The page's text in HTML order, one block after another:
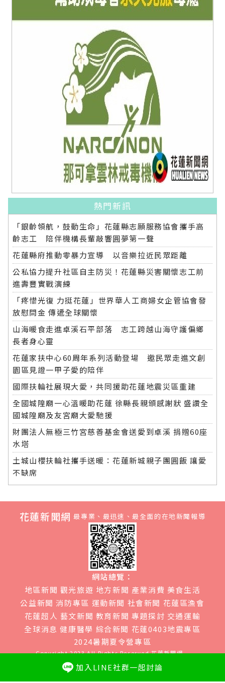
熱門新訊
「銀齡領航，鼓動生命」花蓮縣志願服務協會攜手高
齡志工 陪伴機構長輩敲響圓夢第一聲
花蓮縣府推動零暴力宣導 以音樂拉近民眾距離
公私協力提升社區自主防災！花蓮縣災害關懷志工前
進壽豐實戰演練
「疼惜光復 力挺花蓮」世界華人工商婦女企管協會發
放慰問金 傳遞全球關懷
山海暖食走進卓溪石平部落 志工跨越山海守護偏鄉
長者身心靈
花蓮家扶中心60周年系列活動登場 邀民眾走進文創
園區見證一甲子愛的陪伴
國際扶輪社展現大愛，共同援助花蓮地震災區重建
全國城隍廟一心溫暖助花蓮 徐縣長親頒感謝狀 盛讚全
國城隍廟及友宮廟大愛馳援
財團法人無極三竹宮慈善基金會送愛到卓溪 捐贈60座
水塔
土城山櫻扶輪社攜手送暖：花蓮新城親子團圓飯 讓愛
不缺席
花蓮新聞網 最專業、最迅速、最全面的在地新聞報導
網站總覽：
地區新聞 觀光旅遊 地方新聞 產業消費 美食生活
公益新聞 消防專區 運動新聞 社會新聞 花蓮區漁會
花蓮超人 藝文新聞 教育新聞 專題探討 交通運輸
全球消息 健康醫學 綜合新聞 花蓮0403地震專區
2024暑期夏令營專區
Copyright 2023 All Rights Reserved花蓮新聞網
Web Design Power By
誠翊資訊
加入LINE社群一起討論